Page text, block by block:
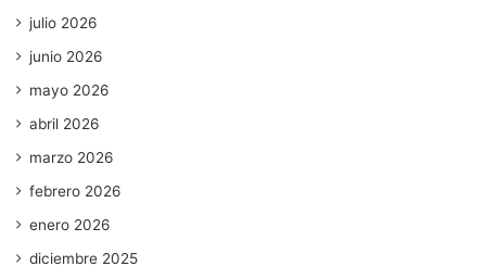
julio 2026
junio 2026
mayo 2026
abril 2026
marzo 2026
febrero 2026
enero 2026
diciembre 2025